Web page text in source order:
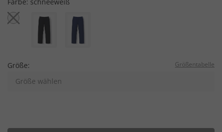
Größe: Größentabelle
Größe wählen